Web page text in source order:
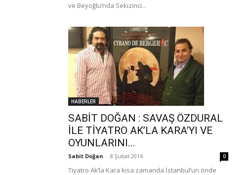
ve Beyoğlu’nda Sekizinci...
HABERLER
SABİT DOĞAN : SAVAŞ ÖZDURAL
İLE TİYATRO AK’LA KARA’YI VE
OYUNLARINI...
Sabit Doğan - 8 Şubat 2014 0
Tiyatro Ak’la Kara kısa zamanda İstanbul’un önde